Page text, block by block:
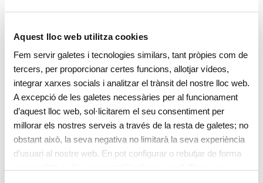
Aquest lloc web utilitza cookies
Fem servir galetes i tecnologies similars, tant pròpies com de
tercers, per proporcionar certes funcions, allotjar vídeos,
integrar xarxes socials i analitzar el trànsit del nostre lloc web.
A excepció de les galetes necessàries per al funcionament
d’aquest lloc web, sol·licitarem el seu consentiment per
millorar els nostres serveis a través de la resta de galetes; no
obstant això, la seva negativa no limitarà la seva experiència
d’usuari al nostre web. En pot configurar o rebutjar de forma
L’adaptació a l’escola bres
Sep 13, 2018/0 Comments
Categories